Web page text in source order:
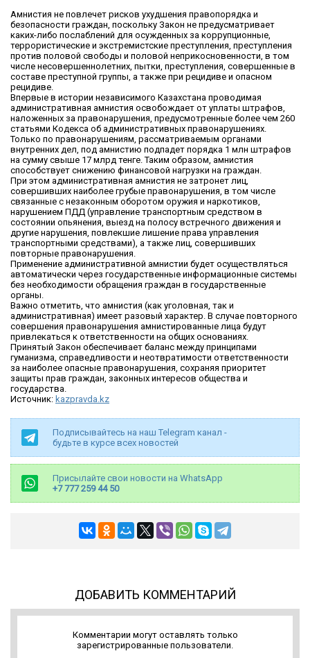
Амнистия не повлечет рисков ухудшения правопорядка и
безопасности граждан, поскольку Закон не предусматривает
каких-либо послаблений для осужденных за коррупционные,
террористические и экстремистские преступления, преступления
против половой свободы и половой неприкосновенности, в том
числе несовершеннолетних, пытки, преступления, совершенные в
составе преступной группы, а также при рецидиве и опасном
рецидиве.
Впервые в истории независимого Казахстана проводимая
административная амнистия освобождает от уплаты штрафов,
наложенных за правонарушения, предусмотренные более чем 260
статьями Кодекса об административных правонарушениях.
Только по правонарушениям, рассматриваемым органами
внутренних дел, под амнистию подпадет порядка 1 млн штрафов
на сумму свыше 17 млрд тенге. Таким образом, амнистия
способствует снижению финансовой нагрузки на граждан.
При этом административная амнистия не затронет лиц,
совершивших наиболее грубые правонарушения, в том числе
связанные с незаконным оборотом оружия и наркотиков,
нарушением ПДД (управление транспортным средством в
состоянии опьянения, выезд на полосу встречного движения и
другие нарушения, повлекшие лишение права управления
транспортными средствами), а также лиц, совершивших
повторные правонарушения.
Применение административной амнистии будет осуществляться
автоматически через государственные информационные системы
без необходимости обращения граждан в государственные
органы.
Важно отметить, что амнистия (как уголовная, так и
административная) имеет разовый характер. В случае повторного
совершения правонарушения амнистированные лица будут
привлекаться к ответственности на общих основаниях.
Принятый Закон обеспечивает баланс между принципами
гуманизма, справедливости и неотвратимости ответственности
за наиболее опасные правонарушения, сохраняя приоритет
защиты прав граждан, законных интересов общества и
государства.
Источник: kazpravda.kz
Подписывайтесь на наш Telegram канал -
будьте в курсе всех новостей
Присылайте свои новости на WhatsApp
+7 777 259 44 50
ДОБАВИТЬ КОММЕНТАРИЙ
Комментарии могут оставлять только
зарегистрированные пользователи.